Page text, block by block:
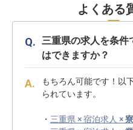
よくある
三重県の求人を条件
はできますか？
もちろん可能です！以
られています。
・ 三重県 × 宿泊求人 ×